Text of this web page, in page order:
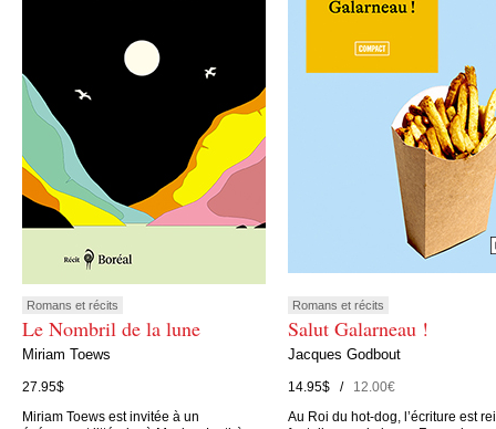
Romans et récits
Le Nombril de la lune
Miriam Toews
27.95$
Miriam Toews est invitée à un
Romans et récits
Salut Galarneau !
Jacques Godbout
14.95$ /12.00€
Au Roi du hot-dog, l’écriture est